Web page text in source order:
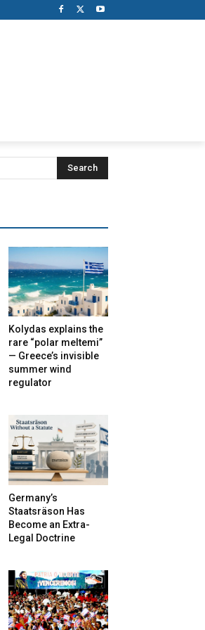
Search
Kolydas explains the
rare “polar meltemi”
— Greece’s invisible
summer wind
regulator
Germany’s
Staatsräson Has
Become an Extra-
Legal Doctrine